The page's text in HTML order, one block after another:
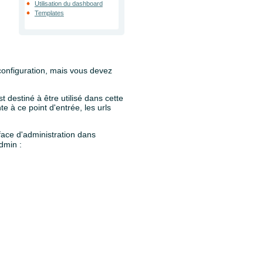
Utilisation du dashboard
Templates
mais vous devez
destiné à être utilisé dans cette
à ce point d'entrée, les urls
d'administration dans
: